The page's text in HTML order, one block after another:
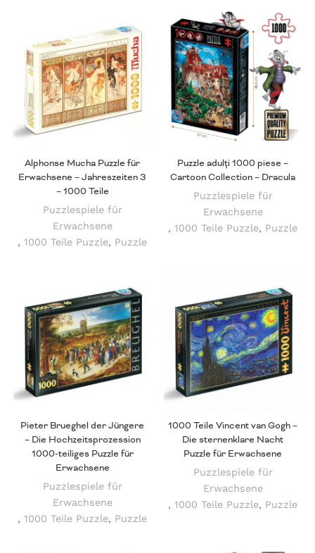
Alphonse Mucha Puzzle für
Erwachsene – Jahreszeiten 3
– 1000 Teile
Puzzlespiele für
Erwachsene
, 1000 Teile Puzzle, Puzzle
Puzzle adulți 1000 piese –
Cartoon Collection – Dracula
Puzzlespiele für
Erwachsene
, 1000 Teile Puzzle, Puzzle
Pieter Brueghel der Jüngere
– Die Hochzeitsprozession
1000-teiliges Puzzle für
Erwachsene
Puzzlespiele für
Erwachsene
, 1000 Teile Puzzle, Puzzle
1000 Teile Vincent van Gogh –
Die sternenklare Nacht
Puzzle für Erwachsene
Puzzlespiele für
Erwachsene
, 1000 Teile Puzzle, Puzzle